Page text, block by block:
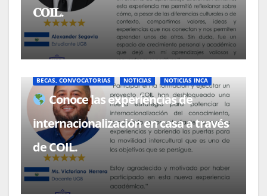
𝐂𝐎𝐈𝐋.
BECAS, CONVOCATORIAS NOTICIAS NOTICIAS INCA
Conoce las experiencias de
internacionalización en casa a través
de COIL.